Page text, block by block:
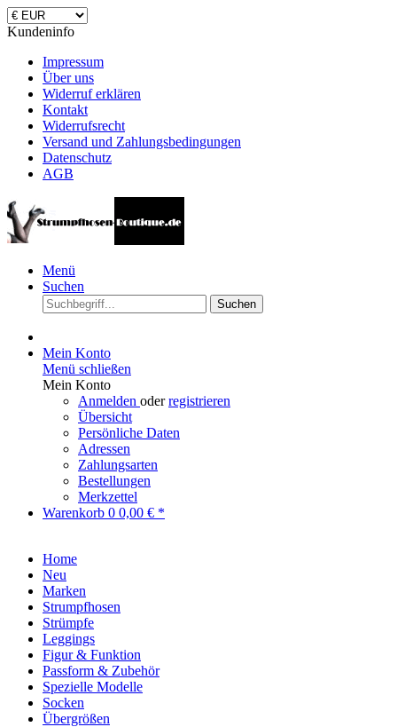
Kundeninfo
Impressum
Über uns
Widerruf erklären
Kontakt
Widerrufsrecht
Versand und Zahlungsbedingungen
Datenschutz
AGB
Menü
Suchen
Suchen
Mein Konto
Menü schließen
Mein Konto
Anmelden oderregistrieren
Übersicht
Persönliche Daten
Adressen
Zahlungsarten
Bestellungen
Merkzettel
Warenkorb 0 0,00 € *
Home
Neu
Marken
Strumpfhosen
Strümpfe
Leggings
Figur & Funktion
Passform & Zubehör
Spezielle Modelle
Socken
Übergrößen